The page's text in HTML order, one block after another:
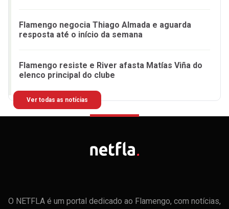
Flamengo negocia Thiago Almada e aguarda
resposta até o início da semana
Flamengo resiste e River afasta Matías Viña do
elenco principal do clube
Ver todas as notícias
O NETFLA é um portal dedicado ao Flamengo, com notícias,